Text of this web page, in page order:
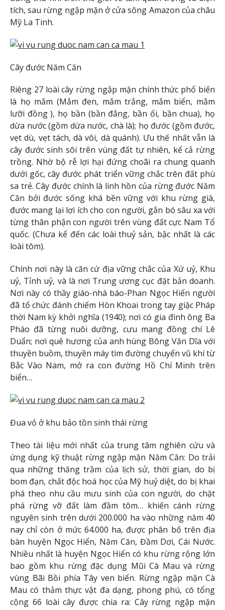
tích, sau rừng ngập mặn ở cửa sông Amazon của châu
Mỹ La Tinh.
Cây đước Năm Căn
Riêng 27 loài cây rừng ngập mặn chính thức phổ biến
là họ mắm (Mắm đen, mắm trắng, mắm biển, mắm
lưỡi đồng ), họ bần (bần đắng, bần ổi, bần chua), họ
dừa nước (gồm dừa nước, chà là); họ đước (gồm đước,
vẹt dù, vẹt tách, dà vôi, dà quánh). Ưu thế nhất vẫn là
cây đước sinh sôi trên vùng đất tự nhiên, kể cả rừng
trồng. Nhờ bộ rễ lợi hại đứng choãi ra chung quanh
dưới gốc, cây đước phát triển vững chắc trên đất phù
sa trẻ. Cây đước chính là linh hồn của rừng đước Năm
Căn bởi đước sống khá bền vững với khu rừng già,
đước mang lại lợi ích cho con người, gắn bó sâu xa với
từng thân phận con người trên vùng đất cực Nam Tổ
quốc. (Chưa kể đến các loài thuỷ sản, bậc nhất là các
loài tôm).
Chính nơi này là căn cứ địa vững chắc của Xứ uỷ, Khu
uỷ, Tỉnh uỷ, và là nơi Trung ương cục đặt bản doanh.
Nơi này có thầy giáo-nhà báo-Phan Ngọc Hiển người
đã tổ chức đánh chiếm Hòn Khoai trong tay giặc Pháp
thời Nam kỳ khởi nghĩa (1940); nơi có gia đình ông Ba
Pháo đã từng nuôi dưỡng, cưu mang đồng chí Lê
Duẩn; nơi quê hương của anh hùng Bông Văn Dĩa với
thuyền buồm, thuyền máy tìm đường chuyển vũ khí từ
Bắc Vào Nam, mở ra con đường Hồ Chí Minh trên
biển…
Đua vỏ ở khu bảo tồn sinh thái rừng
Theo tài liệu mới nhất của trung tâm nghiên cứu và
ứng dụng kỹ thuật rừng ngập mặn Năm Căn: Do trải
qua những thăng trầm của lịch sử, thời gian, do bị
bom đạn, chất độc hoá học của Mỹ huỷ diệt, do bị khai
phá theo nhu cầu mưu sinh của con người, do chặt
phá rừng vỡ đất làm đầm tôm… khiến cánh rừng
nguyên sinh trên dưới 200.000 ha vào những năm 40
nay chỉ còn ở mức 64.000 ha, được phân bố trên địa
bàn huyện Ngọc Hiển, Năm Căn, Đầm Dơi, Cái Nước.
Nhiều nhất là huyện Ngọc Hiển có khu rừng rộng lớn
bao gồm khu rừng đặc dụng Mũi Cà Mau và rừng
vùng Bãi Bồi phía Tây ven biển. Rừng ngập mặn Cà
Mau có thảm thực vật đa dạng, phong phú, có tổng
cộng 66 loài cây được chia ra: Cây rừng ngập mặn